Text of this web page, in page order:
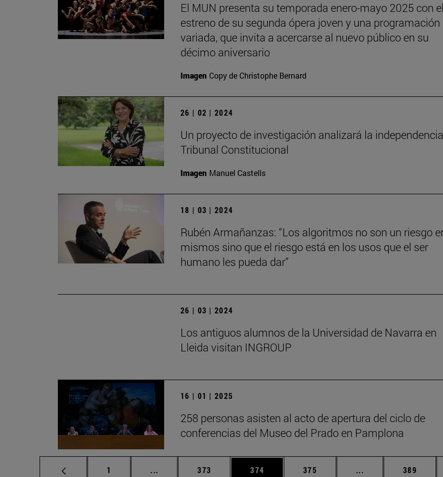
El MUN presenta su temporada enero-mayo 2025 con el
estreno de su segunda ópera joven y una programación
variada, que invita a acercarse al nuevo público en su
décimo aniversario
Imagen Copy de Christophe Bernard
26 | 02 | 2024
Un proyecto de investigación analizará la
Tribunal Constitucional
Imagen Manuel Castells
18 | 03 | 2024
Rubén Armañanzas: “Los algoritmos no son un riesgo
mismos sino que el riesgo está en los usos que el ser
humano les pueda dar”
26 | 03 | 2024
Los antiguos alumnos de la Universidad de Navarra en
Lleida visitan INGROUP
16 | 01 | 2025
258 personas asisten al acto de apertura del ciclo de
conferencias del Museo del Prado en Pamplona
Página
1 ... Páginas intermedias Use TAB para desplazarse.
Página
373 Página
374 Página
375 ... Páginas intermedias
Página
389